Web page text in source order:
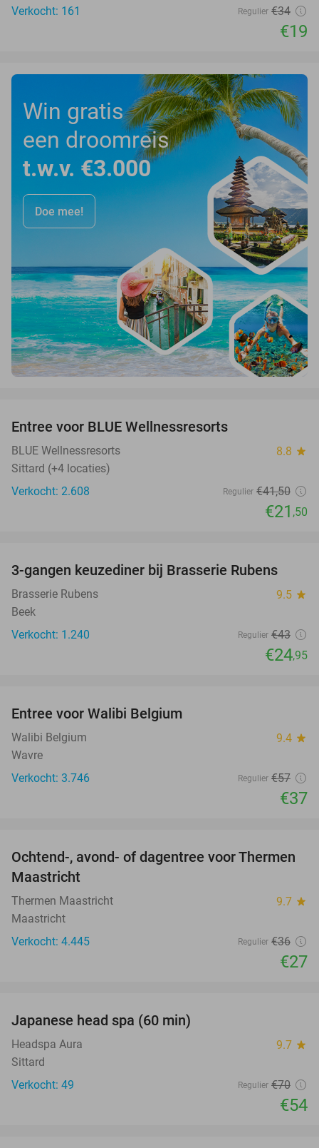
Verkocht: 161 Regulier €34
€19
Win gratis
een droomreis
t.w.v. €3.000
Doe mee!
Entree voor BLUE Wellnessresorts
BLUE Wellnessresorts 8.8 star
Sittard (+4 locaties)
Verkocht: 2.608
Regulier €41,50
€21 ,50
42%
3-gangen keuzediner bij Brasserie Rubens
Brasserie Rubens 9.5 star
Beek
Verkocht: 1.240
Regulier €43
€24,95
Entree voor Walibi Belgium
Walibi Belgium 9.4 star
Wavre
Verkocht: 3.746
Regulier €57
€37
25%
Ochtend-, avond- of dagentree voor Thermen
Maastricht
Thermen Maastricht 9.7 star
Maastricht
Verkocht: 4.445
Regulier €36
€27
Japanese head spa (60 min)
Headspa Aura 9.7 star
Sittard
Verkocht: 49
Regulier €70
€54